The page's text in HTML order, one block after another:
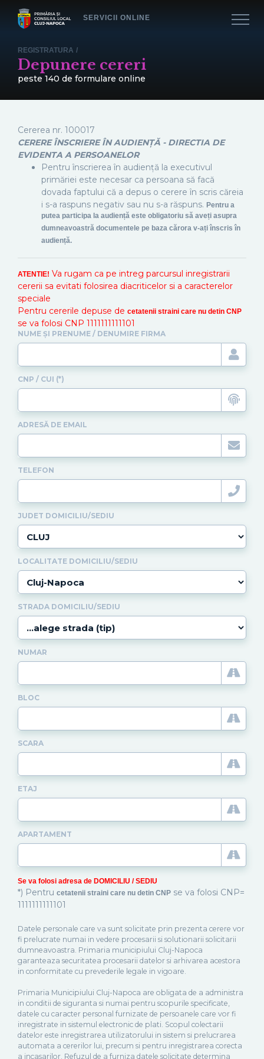
SERVICII ONLINE
REGISTRATURA /
Depunere cereri
peste 140 de formulare online
Cererea nr. 100017
CERERE ÎNSCRIERE ÎN AUDIENȚĂ - DIRECTIA DE
EVIDENTA A PERSOANELOR
Pentru înscrierea în audiență la executivul
primăriei este necesar ca persoana să facă
dovada faptului că a depus o cerere în scris căreia
i s-a raspuns negativ sau nu s-a răspuns. Pentru a
putea participa la audiență este obligatoriu să aveți asupra
dumneavoastră documentele pe baza cărora v-ați înscris în
audiență.
ATENTIE! Va rugam ca pe intreg parcursul inregistrarii
cererii sa evitati folosirea diacriticelor si a caracterelor
speciale
Pentru cererile depuse de cetatenii straini care nu detin CNP
se va folosi CNP 1111111111101
NUME ȘI PRENUME / DENUMIRE FIRMA
CNP / CUI (*)
ADRESĂ DE EMAIL
TELEFON
JUDET DOMICILIU/SEDIU
LOCALITATE DOMICILIU/SEDIU
STRADA DOMICILIU/SEDIU
NUMAR
BLOC
SCARA
ETAJ
APARTAMENT
Se va folosi adresa de DOMICILIU / SEDIU
*) Pentru cetatenii straini care nu detin CNP se va folosi CNP=
1111111111101
Datele personale care va sunt solicitate prin prezenta cerere vor
fi prelucrate numai in vedere procesarii si solutionarii solicitarii
dumneavoastra. Primaria municipiului Cluj-Napoca
garanteaza securitatea procesarii datelor si arhivarea acestora
in conformitate cu prevederile legale in vigoare.
Primaria Municipiului Cluj-Napoca are obligata de a administra
in conditii de siguranta si numai pentru scopurile specificate,
datele cu caracter personal furnizate de persoanele care vor fi
inregistrate in sistemul electronic de plati. Scopul colectarii
datelor este inregistrarea utilizatorului in sistem si prelucrarea
automata a cererilor lui, precum si pentru inregistrarea corecta
a incasarilor. Refuzul de a furniza datele solicitate determina